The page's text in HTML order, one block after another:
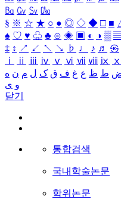
㏃ ㏉ ㏜ ㏆
§ ※ ☆ ★ ○ ● ◎ ◇ ◆ □ ■
♠ ♡ ♥ ♧ ♣ ⊙ ◈ ▣ ◐ ◑ ▒
‡ ↕ ↗ ↙ ↖ ↘ ♭ ♩ ♪ ♬ ㉿
ⅰ
ⅱ ⅲ ⅳ ⅴ ⅵ ⅶ ⅷ ⅸ ⅹ
ط ظ ع غ ف ق ک ل م ن ه
و ی
닫기
통합검색
국내학술논문
학위논문